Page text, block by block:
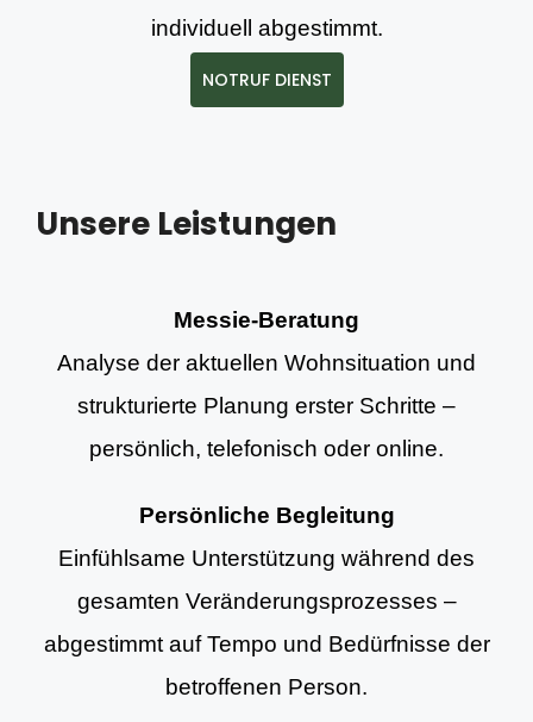
individuell abgestimmt.
NOTRUF DIENST
Unsere Leistungen
Messie-Beratung
Analyse der aktuellen Wohnsituation und
strukturierte Planung erster Schritte –
persönlich, telefonisch oder online.
Persönliche Begleitung
Einfühlsame Unterstützung während des
gesamten Veränderungsprozesses –
abgestimmt auf Tempo und Bedürfnisse der
betroffenen Person.